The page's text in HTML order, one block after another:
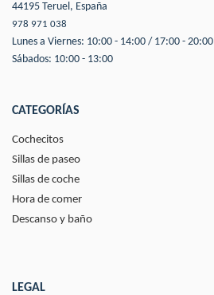
44195 Teruel, España
978 971 038
Lunes a Viernes: 10:00 - 14:00 / 17:00 - 20:00
Sábados: 10:00 - 13:00
CATEGORÍAS
Cochecitos
Sillas de paseo
Sillas de coche
Hora de comer
Descanso y baño
LEGAL